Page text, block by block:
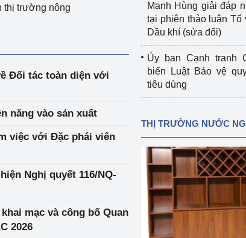
Lâm Thủy sản
Tổ chức kiểm định kỹ thuật an toàn lao
Bộ Công Thương
Tổ chức được cấp GCN đăng ký, hoạt
động kiểm định thiết bị, dụng cụ điện
làm việc ở môi trường không có nguy
hiểm khí, bụi nổ
Cơ sở sản xuất, sửa chữa chai chứa
LPG
Thương
Thương
kiệm và
và đổi mới sáng
thị trường nông
Đối tác toàn diện với
năng vào sản xuất
việc với Đặc phái viên
Nghị quyết 116/NQ-
mạc và công bố Quan
2026
Mạnh Hùng giải đáp
tại phiên thảo luận Tổ
Dầu khí (sửa đổi)
Ủy ban Cạnh tranh
biến Luật Bảo vệ
tiêu dùng
THỊ TRƯỜNG NƯỚC